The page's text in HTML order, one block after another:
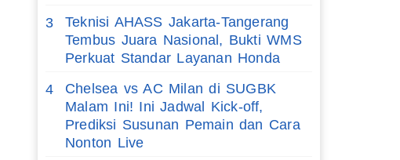
3
Teknisi AHASS Jakarta-Tangerang
Tembus Juara Nasional, Bukti WMS
Perkuat Standar Layanan Honda
4
Chelsea vs AC Milan di SUGBK
Malam Ini! Ini Jadwal Kick-off,
Prediksi Susunan Pemain dan Cara
Nonton Live